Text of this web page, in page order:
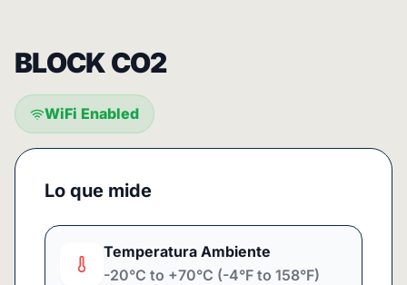
BLOCK CO2
WiFi Enabled
Lo que mide
Temperatura Ambiente
-20°C to +70°C (-4°F to 158°F)